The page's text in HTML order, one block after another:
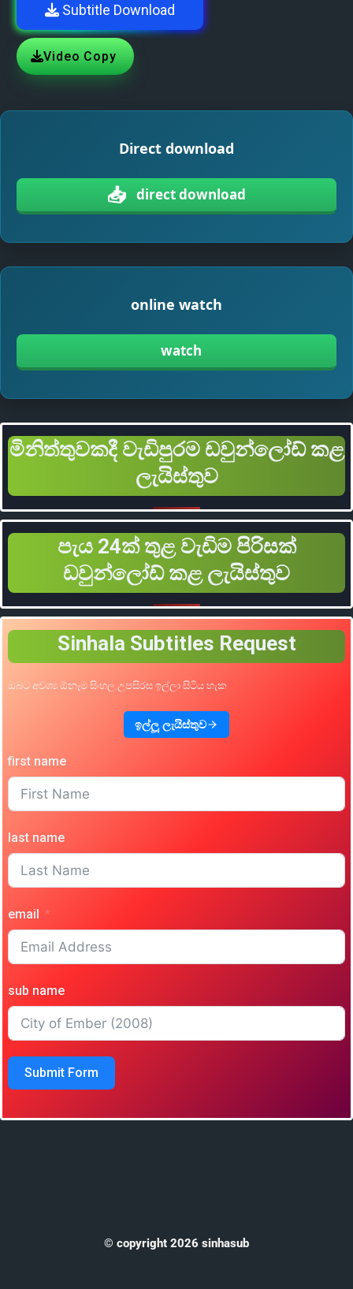
Subtitle Download
Video Copy
Direct download
📥 direct download
online watch
watch
මිනිත්තුවකදී වැඩිපුරම ඩවුන්ලෝඩ් කළ
ලැයිස්තුව
පැය 24ක් තුළ වැඩිම පිරිසක්
ඩවුන්ලෝඩ් කළ ලැයිස්තුව
Sinhala Subtitles Request
ඔබට අවශ්‍ය ඕනෑම සිංහල උපසිරස ඉල්ලා සිටිය හැක
ඉල්ලූ ලැයිස්තුව
first name
last name
email
sub name
Submit Form
© copyright 2026 sinhasub